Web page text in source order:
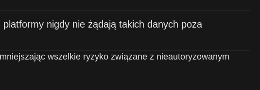
nigdy nie żądają takich danych poza
wszelkie ryzyko związane z nieautoryzowanym